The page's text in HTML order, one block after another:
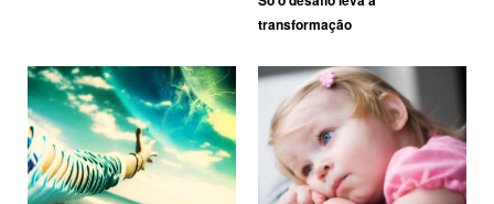
transformação